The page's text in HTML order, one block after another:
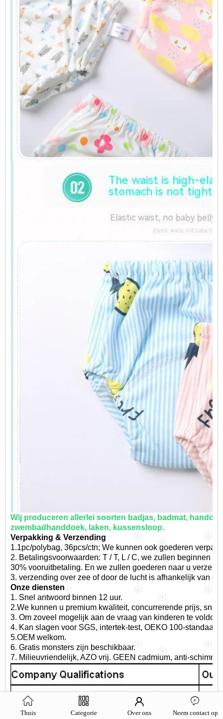
Wij produceren allerlei soorten badjas, badmat,
zwembadhanddoek, laken, kussensloop.
Verpakking & Verzending
1.1pc/polybag, 36pcs/ctn; We kunnen ook goederen
2. Betalingsvoorwaarden: T / T, L / C, we zullen beginnen
30% vooruitbetaling. En we zullen goederen naar u
3. verzending over zee of door de lucht is afhankelijk van
Onze diensten
1. Snel antwoord binnen 12 uur.
2.We kunnen u premium kwaliteit, concurrerende prijs,
3. Om zoveel mogelijk aan de vraag van kinderen te
4. Kan slagen voor SGS, intertek-test, OEKO 100-standaard.
5.OEM welkom.
6. Gratis monsters zijn beschikbaar.
7. Milieuvriendelijk, AZO vrij. GEEN cadmium, anti-
Thuis Categorie Over ons Neem contact op